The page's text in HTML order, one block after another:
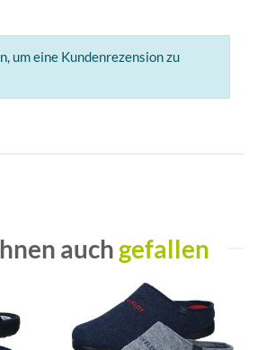
um eine Kundenrezension zu
auch gefallen